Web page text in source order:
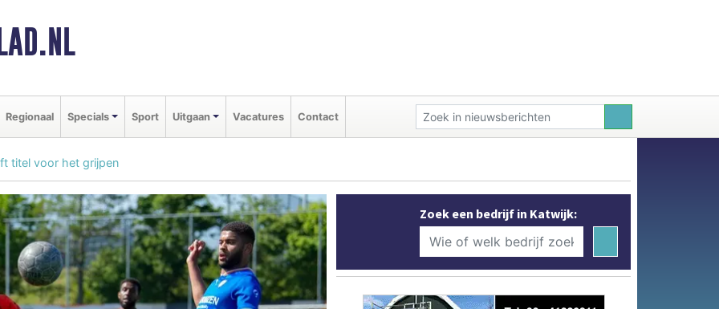
Regionaal Specials Sport Uitgaan Vacatures Contact
titel voor het grijpen
Zoek een bedrijf in Katwijk: